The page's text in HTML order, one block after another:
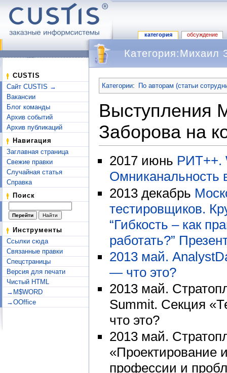
категория обсуждение
CUSTIS
Сайт CUSTIS →
Вакансии
Блог команды
Архив событий
Архив публикаций
Навигация
Заглавная страница
Свежие правки
Случайная статья
Справка
Поиск
Инструменты
Ссылки сюда
Связанные правки
Спецстраницы
Версия для печати
Чистый HTML
→M$WORD
→OOffice
Категория:Михаил
Категории: По авторам (статьи
Выступления
Заборова на
2017 июнь РИТ++.
Омниканальность
2013 декабрь
тестировщиков.
“Гибкость – как
работать?”
2013 май.
— что это?
2013 май.
Summit. Секция
что это?
2013 май.
«Проектирование
профессии и